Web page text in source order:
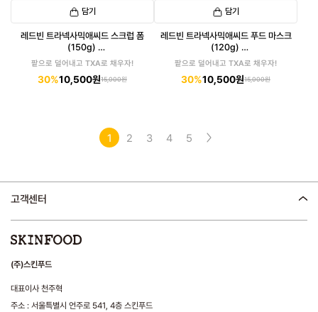
담기
레드빈 트라넥사믹애씨드 스크럽 폼
(150g)
(패드 6매입 증정)
팥으로 덜어내고 TXA로 채우자!
30%10,500원15,000원
담기
레드빈 트라넥사믹애씨드 푸드 마스크
(120g)
(패드 6매입 증정)
팥으로 덜어내고 TXA로 채우자!
30%10,500원15,000원
1 2 3 4 5
고객센터
(주)스킨푸드
대표이사 천주혁
주소 : 서울특별시 언주로 541, 4층 스킨푸드